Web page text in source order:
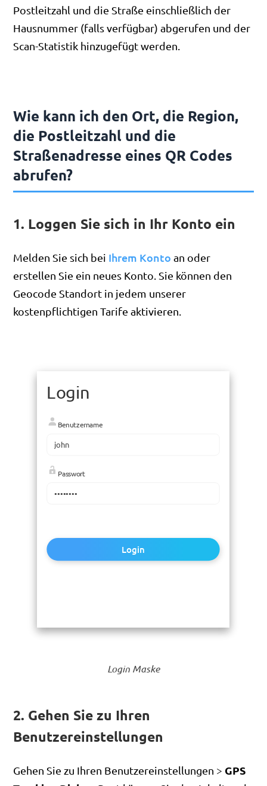
Postleitzahl und die Straße einschließlich der
Hausnummer (falls verfügbar) abgerufen und der
Scan-Statistik hinzugefügt werden.
Wie kann ich den Ort, die Region,
die Postleitzahl und die
Straßenadresse eines QR Codes
abrufen?
1. Loggen Sie sich in Ihr Konto ein
Melden Sie sich bei Ihrem Konto an oder
erstellen Sie ein neues Konto. Sie können den
Geocode Standort in jedem unserer
kostenpflichtigen Tarife aktivieren.
Login
Benutzername
Passwort
Login
Login Maske
2. Gehen Sie zu Ihren
Benutzereinstellungen
Gehen Sie zu Ihren Benutzereinstellungen > GPS